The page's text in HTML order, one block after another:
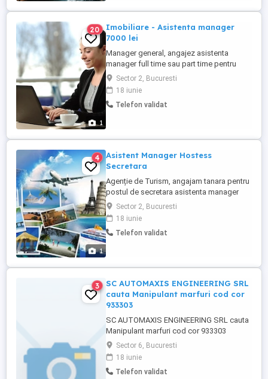
1
20
Imobiliare - Asistenta manager
7000 lei
Manager general, angajez asistenta
manager full time sau part time pentru
activitate de birou, redactarea
documentelor la calculator, primit si trimis
mailuri, răspuns la telefon, etc. Experienta
nu este necesara, se oferă training.
Cerinte: ...
Sector 2, Bucuresti
18 iunie
Telefon validat
1
4
Asistent Manager Hostess
Secretara
Agenție de Turism, angajam tanara pentru
postul de secretara asistenta manager
hostess la evenimentele si targurile de
turism. CERINTE: Aspect fizic placut si
ingrijit - Varsta pana in 30 de ani - Prezenta
agreabila si comunicativa - Gandire
Sector 2, Bucuresti
18 iunie
Telefon validat
3
SC AUTOMAXIS ENGINEERING SRL
cauta Manipulant marfuri cod cor
933303
SC AUTOMAXIS ENGINEERING SRL cauta
Manipulant marfuri cod cor 933303
Cerinte: - rezistență la efort fizic prelungit
și o condiție fizică bună - Reziliență
psihică în situații de stres - Atitudine
orientată spre rezolvarea de probleme -
Sector 6, Bucuresti
18 iunie
Telefon validat